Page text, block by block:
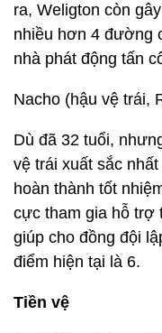
ra, Weligton còn
nhiều hơn 4 đường
nhà phát động tấn
Nacho (hậu vệ trái,
Dù đã 32 tuổi,
vệ trái xuất sắc
hoàn thành tốt
cực tham gia hỗ trợ
giúp cho đồng đội
điểm hiện tại là 6.
Tiền vệ